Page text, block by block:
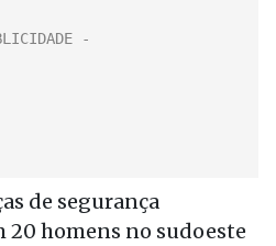
de segurança
20 homens no sudoeste